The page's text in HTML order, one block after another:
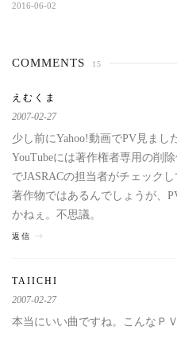
2016-06-02
COMMENTS 15
えむくま
2007-02-27
少し前にYahoo!動画でPV見まし
YouTubeには著作権者専用の削
でJASRACの担当者がチェックし
著作物ではあるんでしょうが、
かねぇ。不思議。
返信
TAIICHI
2007-02-27
本当にいい曲ですね。こんなＰ